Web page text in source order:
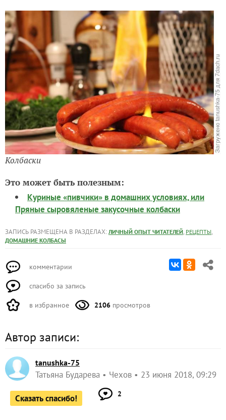
Колбаски
Это может быть полезным:
Куриные «пивчики» в домашних условиях, или
Пряные сыровяленые закусочные колбаски
ЗАПИСЬ РАЗМЕЩЕНА В РАЗДЕЛАХ: ЛИЧНЫЙ ОПЫТ ЧИТАТЕЛЕЙ, РЕЦЕПТЫ,
ДОМАШНИЕ КОЛБАСЫ
комментарии
спасибо за запись
в избранное 2106 просмотров
Автор записи:
tanushka-75
Татьяна Бударева Чехов 23 июня 2018, 09:29
Сказать спасибо! 2